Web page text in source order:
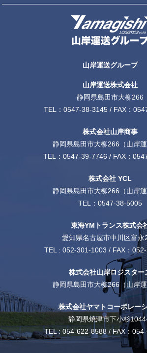
山岸運送グループ
山岸運送株式会社
静岡県島田市大柳266
TEL： 0547-38-3145/ FAX：
株式会社山岸商事
静岡県島田市大柳266（山岸運
TEL： 0547-39-7746 / FAX：
株式会社 YCL
静岡県島田市大柳266（山岸運
TEL： 0547-38-5005
東海YMトランス株式会
愛知県名古屋市中川区富永
TEL : 052-301-1003 / FAX：
株式会社山岸ロジスター
静岡県島田市大柳266（山岸
株式会社ヤマトコーポレー
静岡県焼津市下小杉
TEL : 054-622-8588/ FAX：